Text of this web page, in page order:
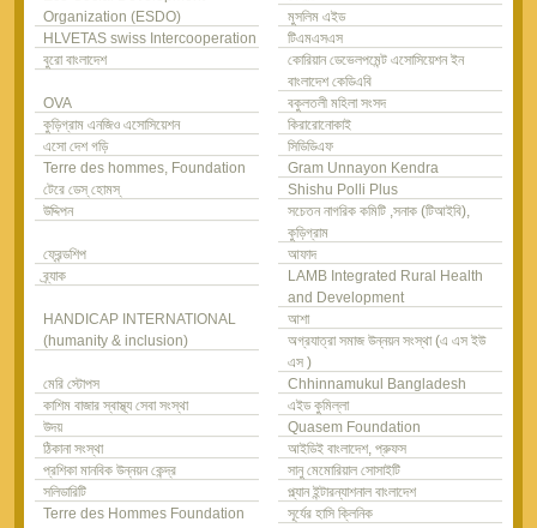
Organization (ESDO)
মুসলিম এইড
HLVETAS swiss Intercooperation
টিএমএসএস
বুরো বাংলাদেশ
কোরিয়ান ডেভেলপমেন্ট এসোসিয়েশন ইন
বাংলাদেশ কেডিএবি
OVA
বকুলতলী মহিলা সংসদ
কুড়িগ্রাম এনজিও এসোসিয়েশন
কিরারোনোকাই
এসো দেশ গড়ি
সিডিডিএফ
Terre des hommes, Foundation
টেরে ডেস্ হোমস্
Gram Unnayon Kendra
Shishu Polli Plus
উদ্দিপন
সচেতন নাগরিক কমিটি ,সনাক (টিআইবি),
কুড়িগ্রাম
ফ্রেন্ডশিপ
আফাদ
ব্র্যাক
LAMB Integrated Rural Health
and Development
HANDICAP INTERNATIONAL
(humanity & inclusion)
আশা
অগ্রযাত্রা সমাজ উন্নয়ন সংস্থা (এ এস ইউ
এস )
মেরি স্টোপস
Chhinnamukul Bangladesh
কাশিম বাজার স্বাস্থ্য সেবা সংস্থা
এইড কুমিল্লা
উদয়
Quasem Foundation
ঠিকানা সংস্থা
আইডিই বাংলাদেশ, প্রুফস
প্রশিকা মানবিক উন্নয়ন কেন্দ্র
সানু মেমোরিয়াল সোসাইটি
সলিডারিটি
প্ল্যান ইন্টারন্যাশনাল বাংলাদেশ
Terre des Hommes Foundation
সূর্যের হাসি ক্লিনিক